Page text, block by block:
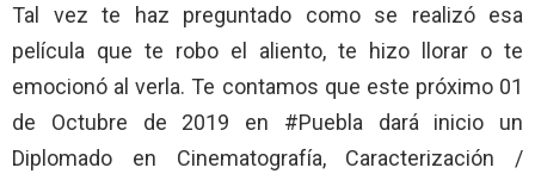
Tal vez te haz preguntado como se realizó esa
película que te robo el aliento, te hizo llorar o te
emocionó al verla. Te contamos que este próximo 01
de Octubre de 2019 en #Puebla dará inicio un
Diplomado en Cinematografía, Caracterización /